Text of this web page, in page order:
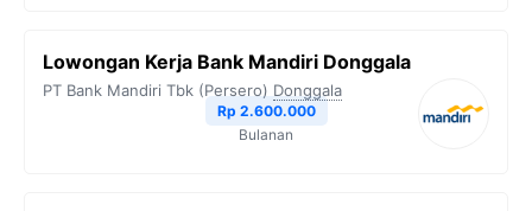
Lowongan Kerja Bank Mandiri Donggala
PT Bank Mandiri Tbk (Persero) Donggala
Rp 2.600.000
Bulanan